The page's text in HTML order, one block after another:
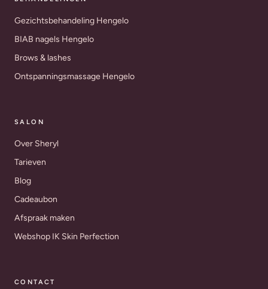
Gezichtsbehandeling Hengelo
BIAB nagels Hengelo
Brows & lashes
Ontspanningsmassage Hengelo
SALON
Over Sheryl
Tarieven
Blog
Cadeaubon
Afspraak maken
Webshop IK Skin Perfection
CONTACT